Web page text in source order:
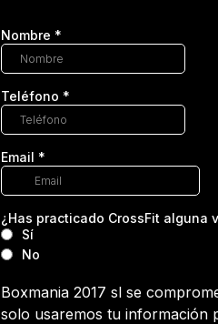
Nombre *
Teléfono *
Email *
¿Has practicado CrossFit alguna
Sí
No
Boxmania 2017 sl se
solo usaremos tu información